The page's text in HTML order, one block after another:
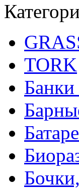
TORK
Банки